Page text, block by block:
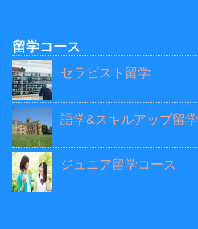
留学コース
セラピスト留学
語学&スキルアップ留学
ジュニア留学コース